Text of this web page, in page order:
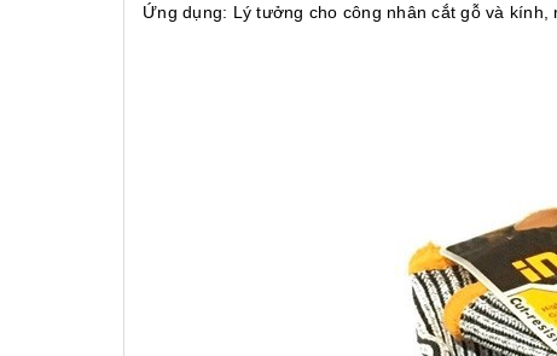
Ứng dụng: Lý tưởng cho công nhân cắt gỗ và